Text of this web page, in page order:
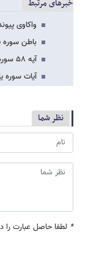
خبرهای مرتبط
واکاوی
باطن سوره
آیه ۵۸ سوره «یس»؛ جلوه‌ای از بهشت بر زمین
آیات سوره
نظر شما
* لطفا حاصل عبارت را